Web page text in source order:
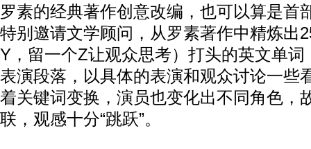
罗素的经典著作创意改编，也可以算是首
特别邀请文学顾问，从罗素著作中精炼出
Y，留一个Z让观众思考）打头的英文单词
表演段落，以具体的表演和观众讨论一些
着关键词变换，演员也变化出不同角色，
联，观感十分“跳跃”。